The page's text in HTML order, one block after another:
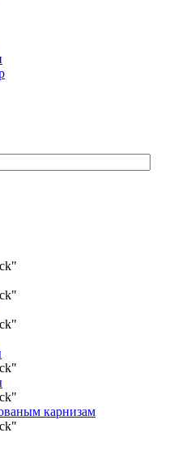
карнизам